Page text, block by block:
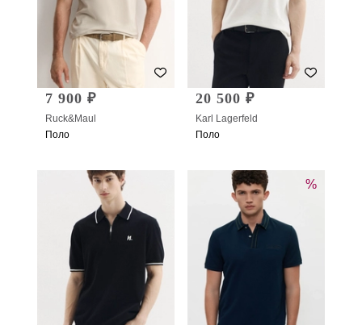
7 900 ₽
Ruck&Maul
Поло
20 500 ₽
Karl Lagerfeld
Поло
%